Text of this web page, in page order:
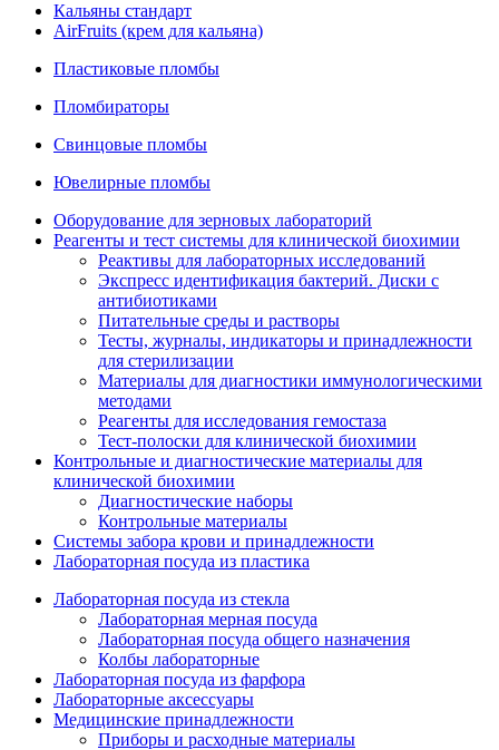
Кальяны стандарт
AirFruits (крем для кальяна)
Пластиковые пломбы
Пломбираторы
Свинцовые пломбы
Ювелирные пломбы
Оборудование для зерновых лабораторий
Реагенты и тест системы для клинической биохимии
Реактивы для лабораторных исследований
Экспресс идентификация бактерий. Диски с
антибиотиками
Питательные среды и растворы
Тесты, журналы, индикаторы и принадлежности
для стерилизации
Материалы для диагностики иммунологическими
методами
Реагенты для исследования гемостаза
Тест-полоски для клинической биохимии
Контрольные и диагностические материалы для
клинической биохимии
Диагностические наборы
Контрольные материалы
Системы забора крови и принадлежности
Лабораторная посуда из пластика
Лабораторная посуда из стекла
Лабораторная мерная посуда
Лабораторная посуда общего назначения
Колбы лабораторные
Лабораторная посуда из фарфора
Лабораторные аксессуары
Медицинские принадлежности
Приборы и расходные материалы